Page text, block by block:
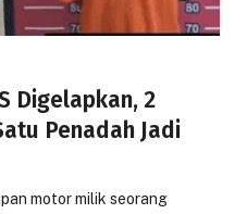
Digelapkan, 2
Penadah Jadi
motor milik seorang